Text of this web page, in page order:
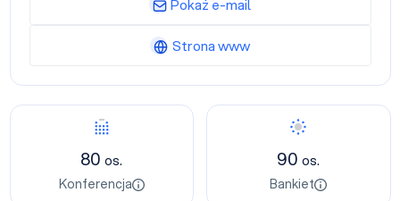
80os.
Konferencja
90os.
Bankiet
Pokaż e-mail
Strona www